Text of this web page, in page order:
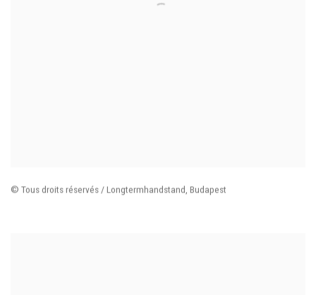
© Tous droits réservés / Longtermhandstand, Budapest